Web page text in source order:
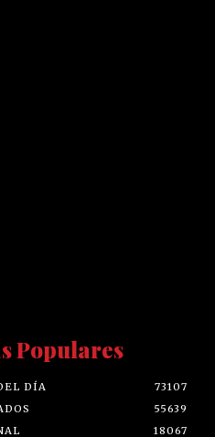
Populares
DÍA
73107
55639
18067